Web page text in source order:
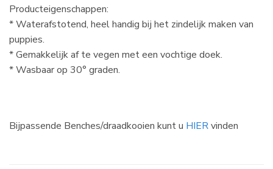
Producteigenschappen:
* Waterafstotend, heel handig bij het zindelijk maken van
puppies.
* Gemakkelijk af te vegen met een vochtige doek.
* Wasbaar op 30° graden.
Bijpassende Benches/draadkooien kunt u HIERvinden